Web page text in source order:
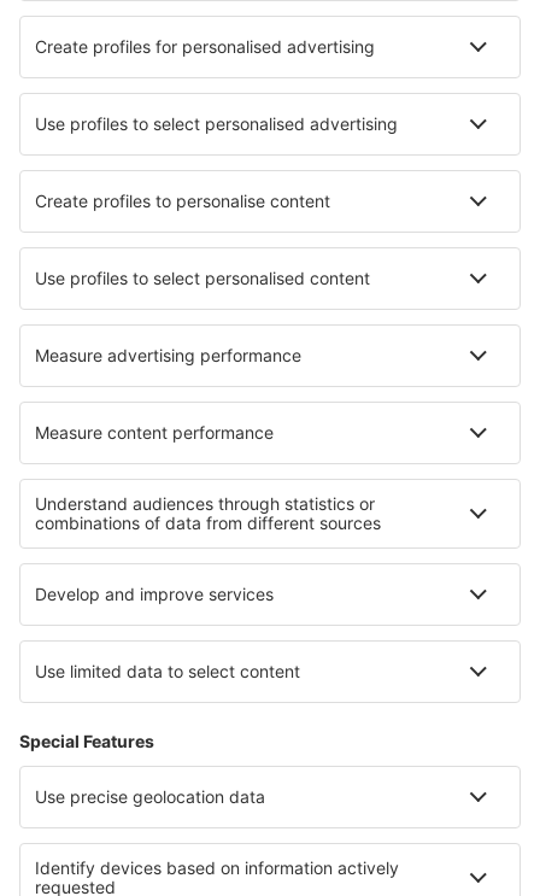
Hoteluri în Calais Hoteluri în Orleans Hoteluri în Lyon
Cele mai bune hoteluri - orașe
Hoteluri în Bluche Hoteluri în Vahitahi
Hoteluri în Castelfranco Veneto Hoteluri în Moosinning
Hoteluri în Ilfracombe Hoteluri în Dobroszyce
Hoteluri în Wensickendorf Hoteluri în Kemalpasa
Cele mai bune hoteluri - regiuni
Hoteluri în Normandia Hoteluri în Ile-de-France
Hoteluri în Burgundia Hoteluri în Alpe d'Huez
Hoteluri în Tignes Hoteluri in Chiang Rai
Hoteluri În Mehedinți județul
Hoteluri in Parcul Național Saguaro